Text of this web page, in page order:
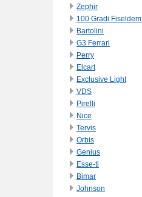
Zephir
100 Gradi Fiseldem
Bartolini
G3 Ferrari
Perry
Elcart
Exclusive Light
VDS
Pirelli
Nice
Tervis
Orbis
Genius
Esse-ti
Bimar
Johnson